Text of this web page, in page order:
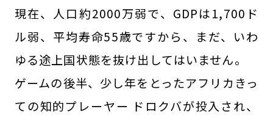
現在、人口約2000万弱で、GDPは1,700ド
ル弱、平均寿命55歳ですから、まだ、いわ
ゆる途上国状態を抜け出してはいません。
ゲームの後半、少し年をとったアフリカきっ
ての知的プレーヤー ドロクバが投入され、